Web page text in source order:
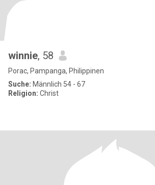
winnie, 58
Porac, Pampanga, Philippinen
Suche: Männlich 54 - 67
Religion: Christ